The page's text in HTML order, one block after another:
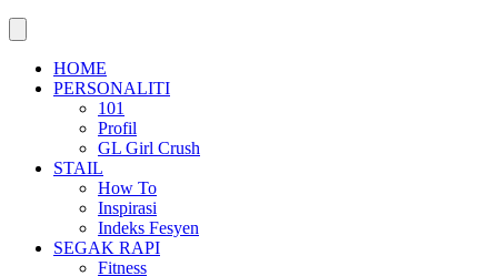
HOME
PERSONALITI
101
Profil
GL Girl Crush
STAIL
How To
Inspirasi
Indeks Fesyen
SEGAK RAPI
Fitness